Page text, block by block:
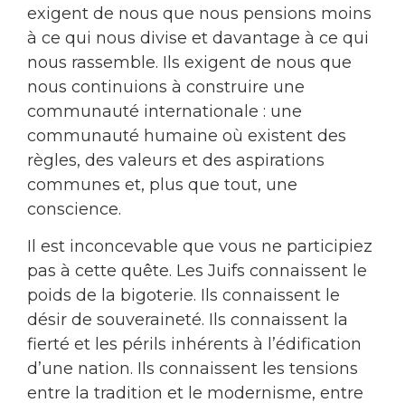
exigent de nous que nous pensions moins
à ce qui nous divise et davantage à ce qui
nous rassemble. Ils exigent de nous que
nous continuions à construire une
communauté internationale : une
communauté humaine où existent des
règles, des valeurs et des aspirations
communes et, plus que tout, une
conscience.
Il est inconcevable que vous ne participiez
pas à cette quête. Les Juifs connaissent le
poids de la bigoterie. Ils connaissent le
désir de souveraineté. Ils connaissent la
fierté et les périls inhérents à l’édification
d’une nation. Ils connaissent les tensions
entre la tradition et le modernisme, entre